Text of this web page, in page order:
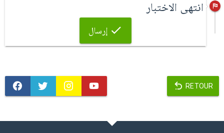
انتهى الاختبار
إرسال
RETOUR